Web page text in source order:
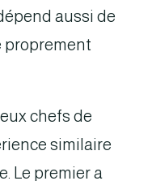
aussi de
proprement
chefs de
similaire
Le premier a